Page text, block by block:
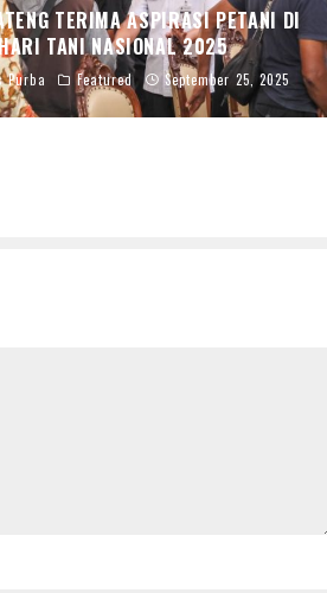
TERIMA ASPIRASI PETANI DI
TANI NASIONAL 2025
Purba Featured September 25, 2025